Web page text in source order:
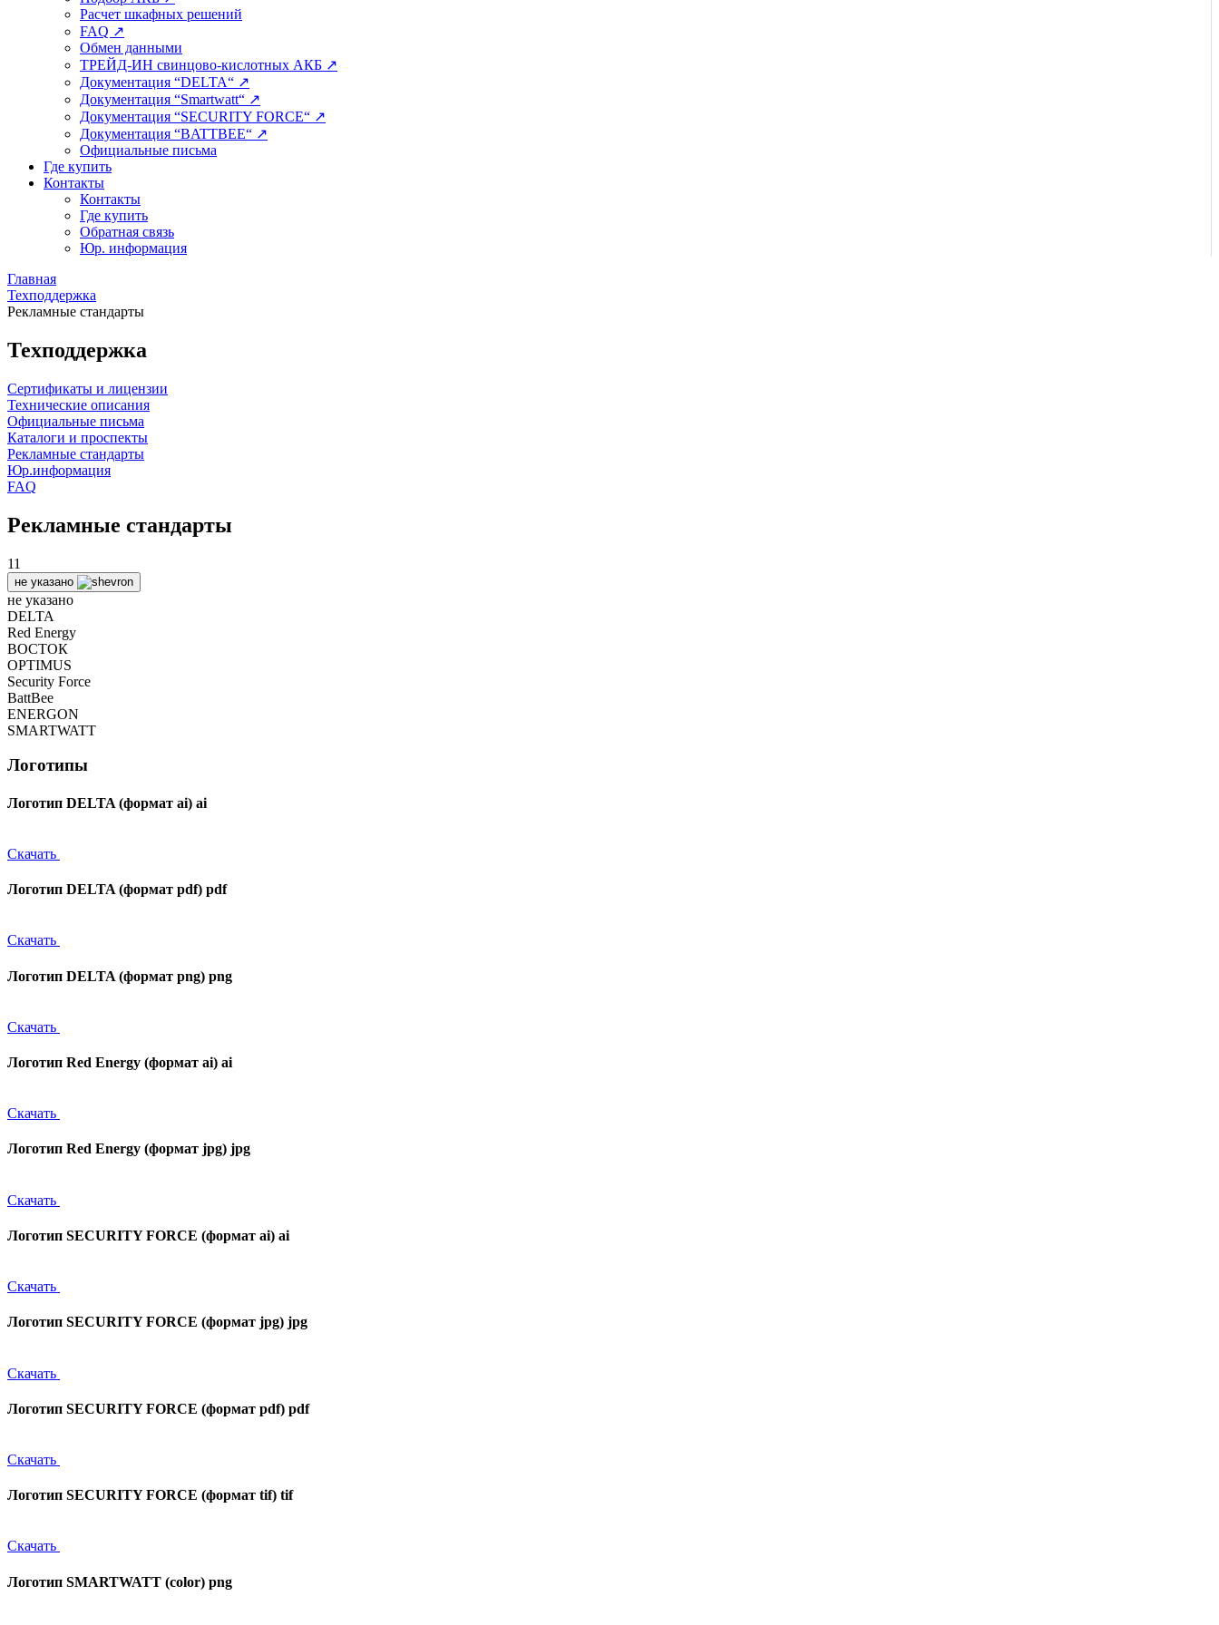
Расчет шкафных решений
FAQ ↗
Обмен данными
ТРЕЙД-ИН свинцово-кислотных АКБ ↗
Документация “DELTA“ ↗
Документация “Smartwatt“ ↗
Документация “SECURITY FORCE“ ↗
Документация “BATTBEE“ ↗
Официальные письма
Где купить
Контакты
Контакты
Где купить
Обратная связь
Юр. информация
Главная
Техподдержка
Рекламные стандарты
Техподдержка
Сертификаты и лицензии
Технические описания
Официальные письма
Каталоги и проспекты
Рекламные стандарты
Юр.информация
FAQ
Рекламные стандарты
11
не указано
не указано
DELTA
Red Energy
ВОСТОК
OPTIMUS
Security Force
BattBee
ENERGON
SMARTWATT
Логотипы
Логотип DELTA (формат ai) ai
Скачать
Логотип DELTA (формат pdf) pdf
Скачать
Логотип DELTA (формат png) png
Скачать
Логотип Red Energy (формат ai) ai
Скачать
Логотип Red Energy (формат jpg) jpg
Скачать
Логотип SECURITY FORCE (формат ai) ai
Скачать
Логотип SECURITY FORCE (формат jpg) jpg
Скачать
Логотип SECURITY FORCE (формат pdf) pdf
Скачать
Логотип SECURITY FORCE (формат tif) tif
Скачать
Логотип SMARTWATT (color) png